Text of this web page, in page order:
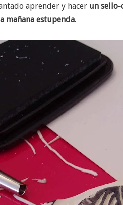
aprender y hacer un
mañana estupenda.